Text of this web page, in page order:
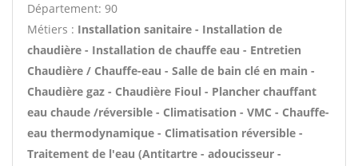
Département: 90
Métiers : Installation sanitaire - Installation de
chaudière - Installation de chauffe eau - Entretien
Chaudière / Chauffe-eau - Salle de bain clé en main -
Chaudière gaz - Chaudière Fioul - Plancher chauffant
eau chaude /réversible - Climatisation - VMC - Chauffe-
eau thermodynamique - Climatisation réversible -
Traitement de l'eau (Antitartre - adoucisseur -